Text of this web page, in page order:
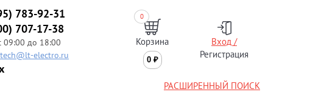
783-92-31
707-17-38
09:00 до 18:00
electro.ru
0
Корзина
0 ₽
Вход /
Регистрация
РАСШИРЕННЫЙ ПОИСК